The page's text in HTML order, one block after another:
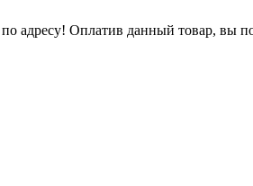
Оплатив данный товар, вы